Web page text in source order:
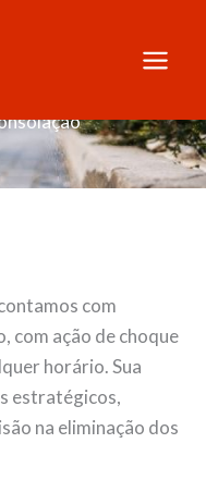
com
com ação de choque
horário. Sua
estratégicos,
na eliminação dos